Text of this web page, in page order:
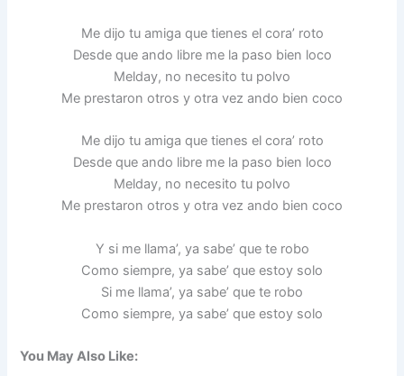
Me dijo tu amiga que tienes el cora’ roto
Desde que ando libre me la paso bien loco
Melday, no necesito tu polvo
Me prestaron otros y otra vez ando bien coco
Me dijo tu amiga que tienes el cora’ roto
Desde que ando libre me la paso bien loco
Melday, no necesito tu polvo
Me prestaron otros y otra vez ando bien coco
Y si me llama’, ya sabe’ que te robo
Como siempre, ya sabe’ que estoy solo
Si me llama’, ya sabe’ que te robo
Como siempre, ya sabe’ que estoy solo
You May Also Like: